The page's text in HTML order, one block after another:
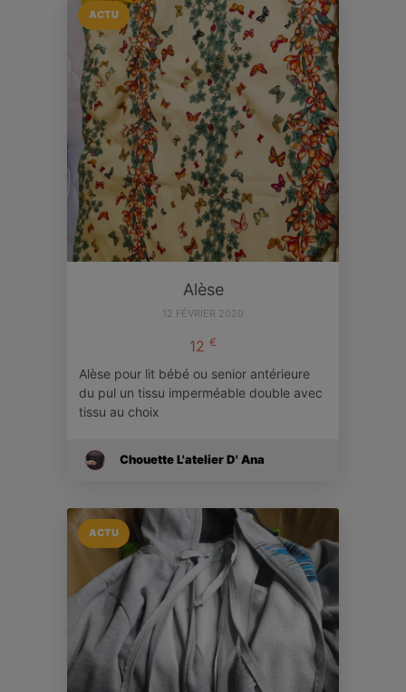
ACTU
Alèse
12 FÉVRIER 2020
12 €
Alèse pour lit bébé ou senior antérieure
du pul un tissu imperméable double avec
tissu au choix
Chouette L'atelier D' Ana
ACTU